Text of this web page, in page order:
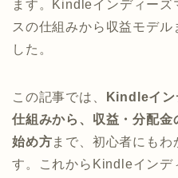
ます。Kindleインディー
スの仕組みから収益モデル
した。
この記事では、
Kindleイン
仕組みから、収益・分配
始め方まで、初心者にもわ
す。これからKindleインデ